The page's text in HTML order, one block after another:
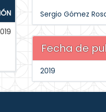
Sergio Gómez
Fecha de
2019